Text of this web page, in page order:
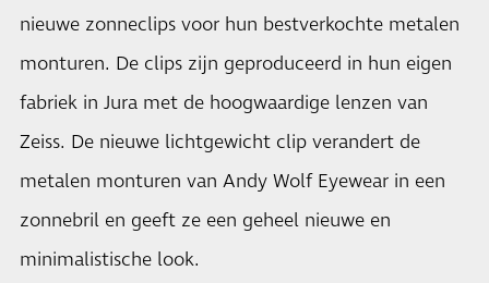
nieuwe zonneclips voor hun bestverkochte metalen
monturen. De clips zijn geproduceerd in hun eigen
fabriek in Jura met de hoogwaardige lenzen van
Zeiss. De nieuwe lichtgewicht clip verandert de
metalen monturen van Andy Wolf Eyewear in een
zonnebril en geeft ze een geheel nieuwe en
minimalistische look.